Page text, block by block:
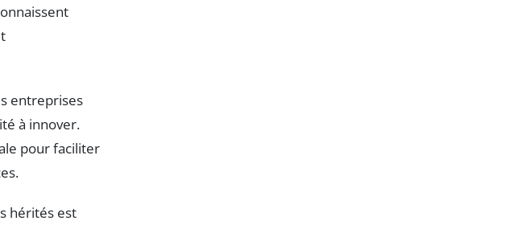
entreprises
à innover.
pour faciliter
hérités est